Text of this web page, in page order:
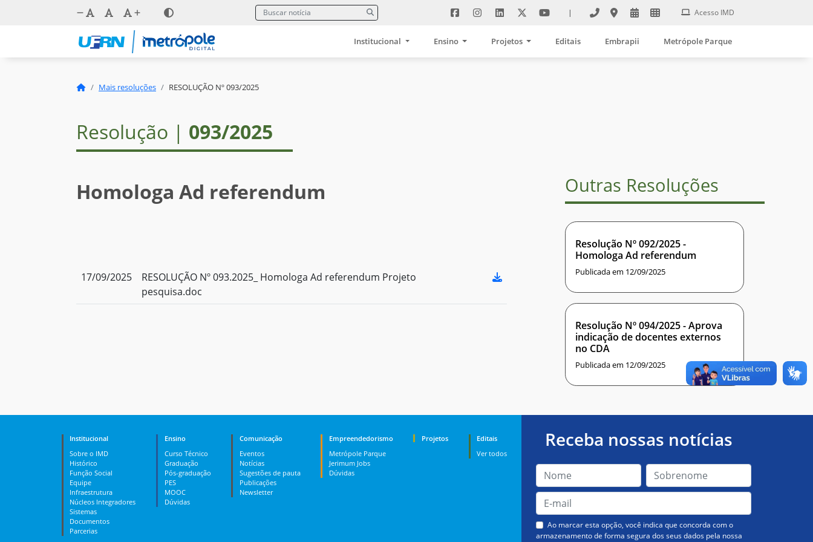
| Acesso IMD
Institucional Ensino Projetos Editais Embrapii Metrópole Parque
Mais resoluções RESOLUÇÃO Nº 093/2025
Resolução | 093/2025
Homologa Ad referendum
17/09/2025
RESOLUÇÃO Nº 093.2025_ Homologa Ad referendum Projeto
pesquisa.doc
Outras Resoluções
Resolução Nº 092/2025 -
Homologa Ad referendum
Publicada em 12/09/2025
Resolução Nº 094/2025 - Aprova
indicação de docentes externos
no CDA
Publicada em 12/09/2025
Institucional
Sobre o IMD
Histórico
Função Social
Equipe
Infraestrutura
Núcleos Integradores
Sistemas
Documentos
Parcerias
Ensino
Curso Técnico
Graduação
Pós-graduação
PES
MOOC
Dúvidas
Comunicação
Eventos
Notícias
Sugestões de pauta
Publicações
Newsletter
Empreendedorismo
Metrópole Parque
Jerimum Jobs
Dúvidas
Projetos
Editais
Ver todos
Receba nossas notícias
Ao marcar esta opção, você indica que concorda com o
armazenamento de forma segura dos seus dados pela nossa